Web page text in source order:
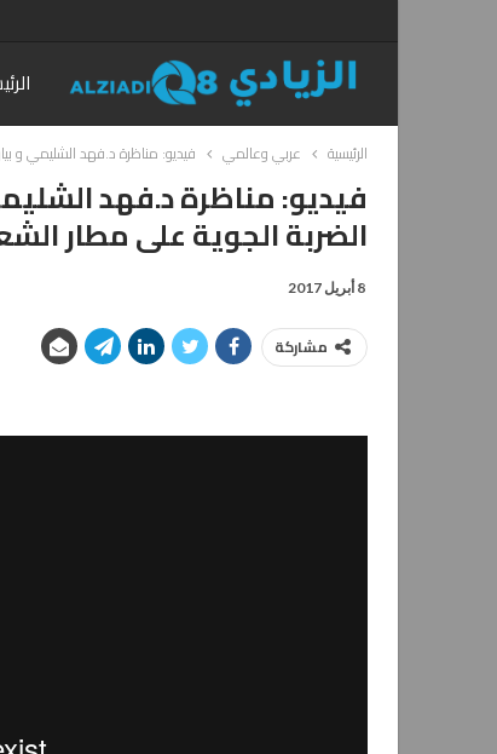
الرئيسية عربي وعالمي فيديو: مناظرة د.فهد الشليمي و
فيديو: مناظرة د.فهد
الضربة الجوية على مطار
8 أبريل 2017
مشاركة